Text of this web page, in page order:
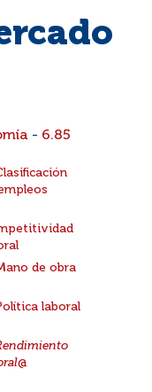
- 6.85
de obra
laboral
@